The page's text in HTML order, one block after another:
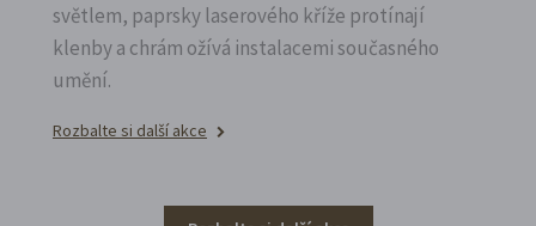
světlem, paprsky laserového kříže protínají
klenby a chrám ožívá instalacemi současného
umění.
Rozbalte si další akce